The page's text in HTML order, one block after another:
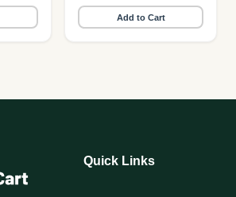
2)
Add to Cart
Quick Links